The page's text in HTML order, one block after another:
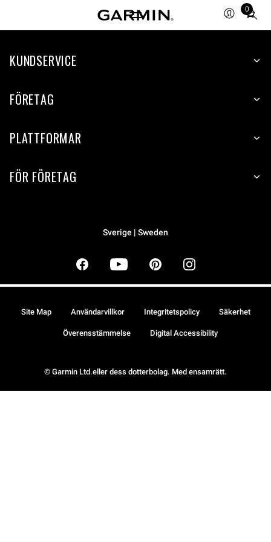
0
Total
items
cart:
KUNDSERVICE
FÖRETAG
PLATTFORMAR
FÖR FÖRETAG
Sverige | Sweden
© Garmin Ltd.eller dess dotterbolag. Med ensamrätt.
Site Map Användarvillkor Integritetspolicy Säkerhet
Överensstämmelse Digital Accessibility